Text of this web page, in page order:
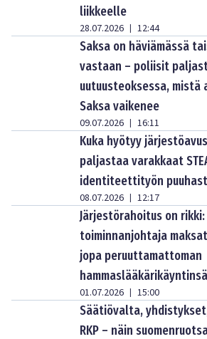
liikkeelle
28.07.2026 | 12:44
Saksa on häviämässä
vastaan – poliisit
uutuusteoksessa,
Saksa vaikenee
09.07.2026 | 16:11
Kuka hyötyy
paljastaa varakkaat
identiteettityön
08.07.2026 | 12:17
Järjestörahoitus on
toiminnanjohtaja
jopa peruuttamattoman
hammaslääkärikäyntinsä
01.07.2026 | 15:00
Säätiövalta,
RKP – näin